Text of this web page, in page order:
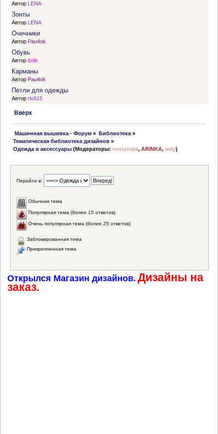
Автор LENA
Зонты
Автор LENA
Очечники
Автор Pau4ok
Обувь
Автор listik
Карманы
Автор Pau4ok
Петли для одежды
Автор riv615
Вверх
Машинная вышивка - Форум » Библиотека»
Тематическая библиотека дизайнов »
Одежда и аксессуары (Модераторы:nestyzaya,ARINKA, ledy)
Перейти в:
Обычная тема
Популярная тема (более 15 ответов)
Очень популярная тема (более 25 ответов)
Заблокированная тема
Прикрепленная тема
Открылся Магазин дизайнов. Дизайны на
заказ.